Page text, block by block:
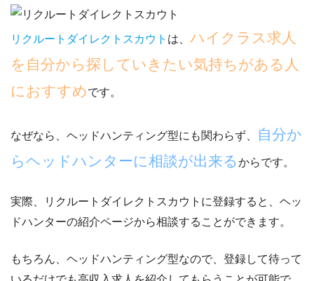
リクルートダイレクトスカウト は、 ハイクラス求人
を自分から探していきたい気持ちがある人
におすすめです。
なぜなら、ヘッドハンティング型にも関わらず、
自分か
らヘッドハンターに相談が出来るからです。
実際、リクルートダイレクトスカウトに登録すると、ヘッ
ドハンターの紹介ページから相談することができます。
もちろん、ヘッドハンティング型なので、登録して待って